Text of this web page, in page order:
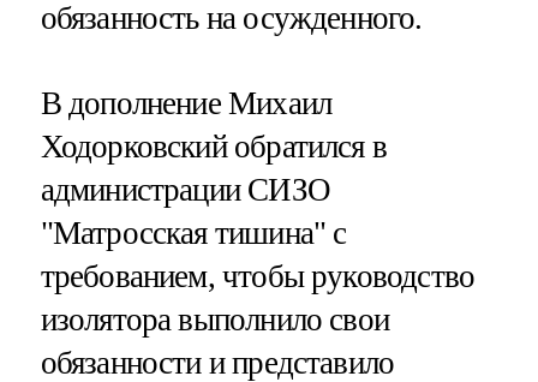
обязанность на осужденного.
В дополнение Михаил
Ходорковский обратился в
администрации СИЗО
"Матросская тишина" с
требованием, чтобы руководство
изолятора выполнило свои
обязанности и представило